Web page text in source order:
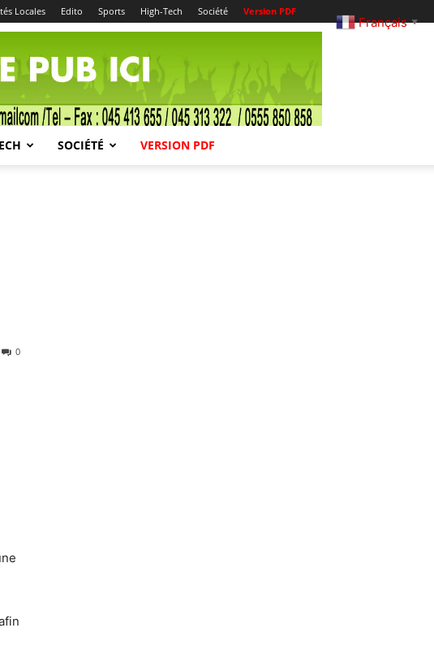
Locales Edito Sports High-Tech Société Version PDF
SOCIÉTÉ VERSION PDF
0
Français ▼